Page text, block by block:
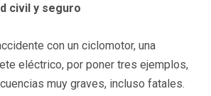
civil y seguro
con un ciclomotor, una
eléctrico, por poner tres ejemplos,
muy graves, incluso fatales.